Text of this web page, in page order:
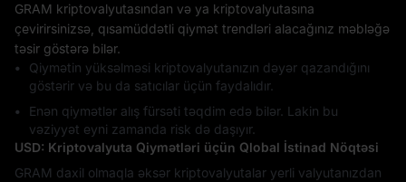
GRAM kriptovalyutasından və ya kriptovalyutasına
çevirirsinizsə, qısamüddətli qiymət trendləri alacağınız məbləğə
təsir göstərə bilər.
Qiymətin yüksəlməsi kriptovalyutanızın dəyər qazandığını
göstərir və bu da satıcılar üçün faydalıdır.
Enən qiymətlər alış fürsəti təqdim edə bilər. Lakin bu
vəziyyət eyni zamanda risk də daşıyır.
USD: Kriptovalyuta Qiymətləri üçün Qlobal İstinad Nöqtəsi
GRAM daxil olmaqla əksər kriptovalyutalar yerli valyutanızdan